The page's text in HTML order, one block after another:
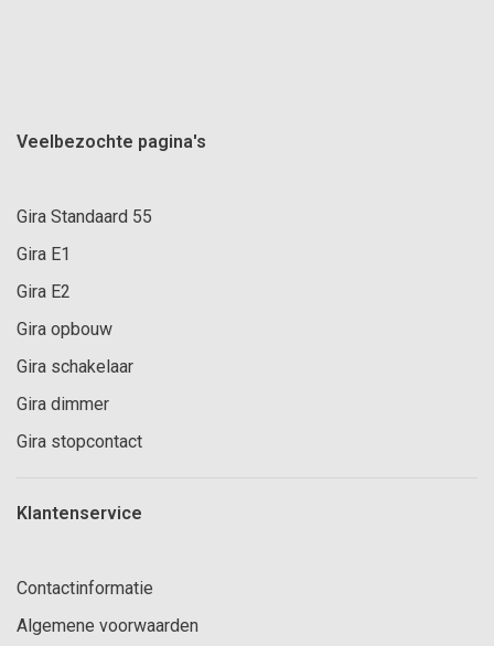
Veelbezochte pagina's
Gira Standaard 55
Gira E1
Gira E2
Gira opbouw
Gira schakelaar
Gira dimmer
Gira stopcontact
Klantenservice
Contactinformatie
Algemene voorwaarden